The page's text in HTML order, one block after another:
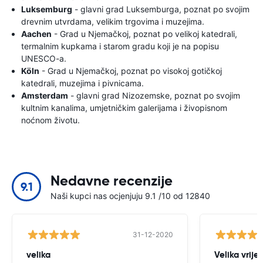
Luksemburg - glavni grad Luksemburga, poznat po svojim
drevnim utvrdama, velikim trgovima i muzejima.
Aachen - Grad u Njemačkoj, poznat po velikoj katedrali,
termalnim kupkama i starom gradu koji je na popisu
UNESCO-a.
Köln - Grad u Njemačkoj, poznat po visokoj gotičkoj
katedrali, muzejima i pivnicama.
Amsterdam - glavni grad Nizozemske, poznat po svojim
kultnim kanalima, umjetničkim galerijama i živopisnom
noćnom životu.
9.1 Nedavne recenzije
Naši kupci nas ocjenjuju 9.1 /10 od 12840
31-12-2020
velika Velika